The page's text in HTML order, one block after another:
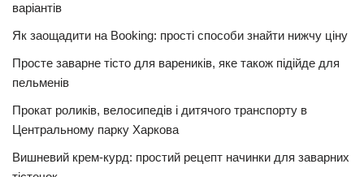
варіантів
Як заощадити на Booking: прості способи знайти нижчу ціну
Просте заварне тісто для вареників, яке також підійде для
пельменів
Прокат роликів, велосипедів і дитячого транспорту в
Центральному парку Харкова
Вишневий крем-курд: простий рецепт начинки для заварних